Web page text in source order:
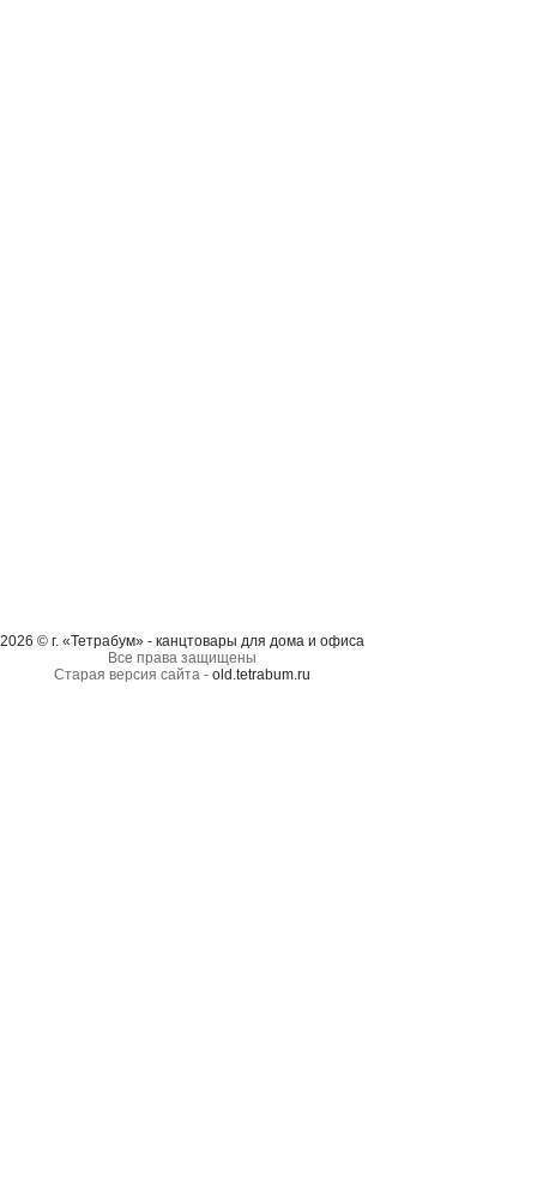
2026 © г. «Тетрабум» - канцтовары для дома и офиса
Все права защищены
Старая версия сайта - old.tetrabum.ru